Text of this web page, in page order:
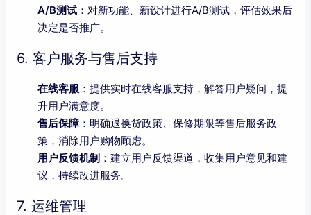
A/B测试：对新功能、新设计进行A/B测试，评估效果后
决定是否推广。
6. 客户服务与售后支持
在线客服：提供实时在线客服支持，解答用户疑问，提
升用户满意度。
售后保障：明确退换货政策、保修期限等售后服务政
策，消除用户购物顾虑。
用户反馈机制：建立用户反馈渠道，收集用户意见和建
议，持续改进服务。
7. 运维管理